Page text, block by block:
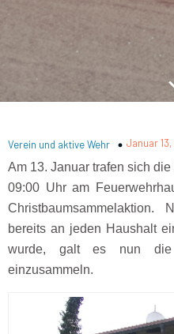
Verein und aktive Wehr Januar 13,
Am 13. Januar trafen sich
09:00 Uhr am
bereits an jeden Haushalt
wurde, galt es nun die
einzusammeln.